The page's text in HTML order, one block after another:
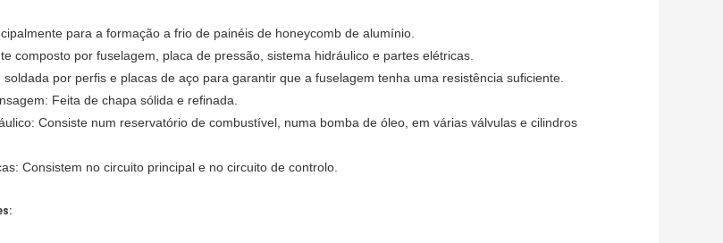
para a formação a frio de painéis de honeycomb de alumínio.
composto por fuselagem, placa de pressão, sistema hidráulico e partes elétricas.
soldada por perfis e placas de aço para garantir que a fuselagem tenha uma resistência suficiente.
Feita de chapa sólida e refinada.
Consiste num reservatório de combustível, numa bomba de óleo, em várias válvulas e cilindros
Consistem no circuito principal e no circuito de controlo.